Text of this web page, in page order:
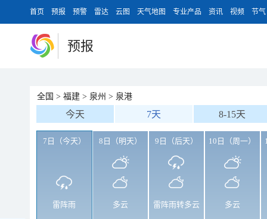
首页 预报 预警 雷达 云图 天气地图 专业产品 资讯 视频 节气
预报
全国 > 福建 > 泉州 > 泉港
今天 7天 8-15天
7日（今天）
雷阵雨
8日（明天）
多云
9日（后天）
雷阵雨转多云
10日（周一）
多云